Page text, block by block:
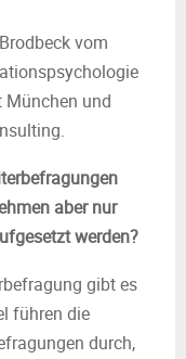
vom
und
aber nur
werden?
gibt es
führen die
durch,